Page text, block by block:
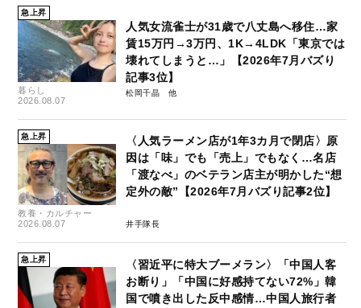
急上昇
暮らし
2026.08.07
人気女流雀士が31歳で八丈島へ移住…家
賃15万円→3万円、1K→4LDK「東京では
壊れてしまうと…」【2026年7月バズり
記事3位】
松岡千晶
急上昇
教養・カルチャー
2026.08.07
〈人気ラーメン店が1年3カ月で閉店〉原
因は「味」でも「売上」でもなく…名店
「渡なべ」のベテラン店主が明かした“想
定外の敵”【2026年7月バズり記事2位】
井手隊長
急上昇
〈習近平に特大ブーメラン〉「中国人客
お断り」「中国に好感持てない72%」韓
国で噴き出した反中感情…中国人旅行者